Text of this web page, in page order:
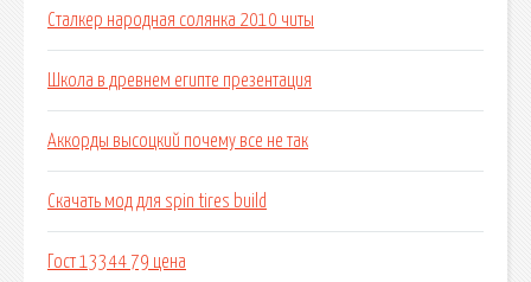
Сталкер народная солянка 2010 читы
Школа в древнем египте презентация
Аккорды высоцкий почему все не так
Скачать мод для spin tires build
Гост 13344 79 цена